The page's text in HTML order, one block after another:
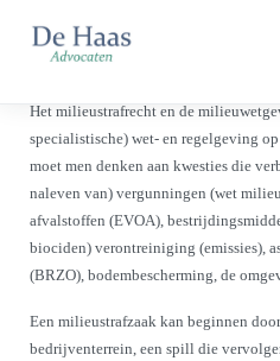
Het milieustrafrecht en de
specialistische) wet- en regelgeving
moet men denken aan kwesties die
naleven van) vergunningen (wet
afvalstoffen (EVOA),
biociden) verontreiniging (emissies),
(BRZO), bodembescherming, de
Een milieustrafzaak kan beginnen
bedrijventerrein, een spill die